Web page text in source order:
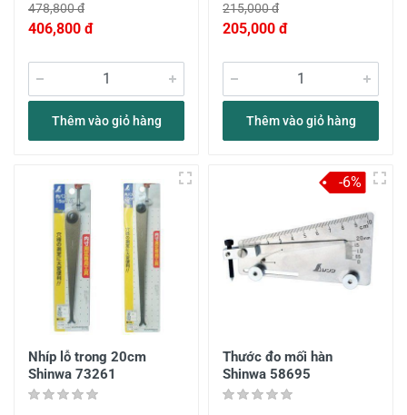
478,800 đ
406,800 đ
Thêm vào giỏ hàng
215,000 đ
205,000 đ
Thêm vào giỏ hàng
Nhíp lỗ trong 20cm
Shinwa 73261
Thước đo mối hàn
Shinwa 58695
-6%